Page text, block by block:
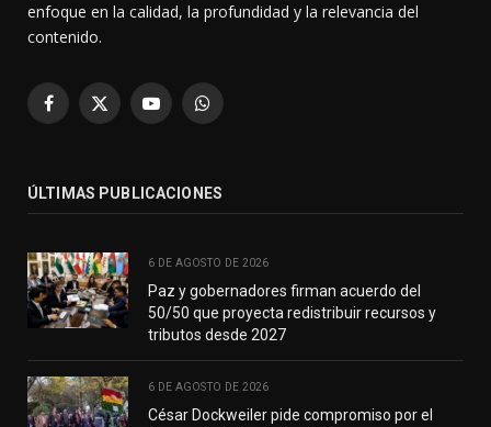
enfoque en la calidad, la profundidad y la relevancia del
contenido.
Facebook
X
YouTubeWhatsApp
ÚLTIMAS PUBLICACIONES
6 DE AGOSTO DE 2026
Paz y gobernadores firman acuerdo del
50/50 que proyecta redistribuir recursos y
tributos desde 2027
6 DE AGOSTO DE 2026
César Dockweiler pide compromiso por el